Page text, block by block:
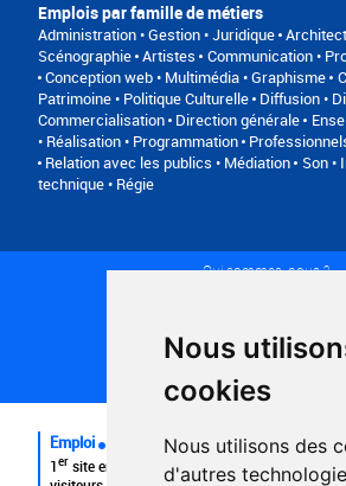
Nous
cookies
Nous utilisons des
d'autres
Emplois par famille de métiers
Administration • Gestion • Juridique
Scénographie Artistes
Communication •
Conception web • Multimédia • Graphisme
Patrimoine • Politique Culturelle Diffusion •
Commercialisation Direction générale
• Réalisation • Programmation
Relation avec les publics • Médiation
Son •
technique • Régie
Qui sommes-nous ?
Plan du site
FAQ recruteurs
FAQ
Emploi
1er site emploi du secteur culturel 784.000